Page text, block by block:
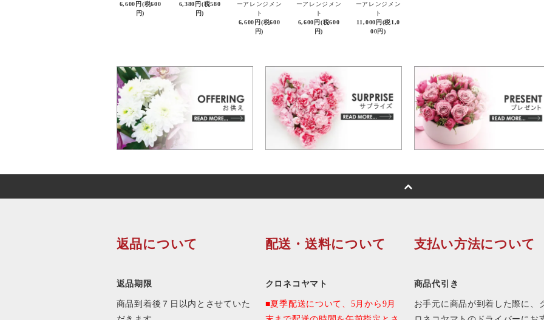
6,600円(税600
円)
6,380円(税580
円)
ーアレンジメン
ト
6,600円(税600
円)
ーアレンジメン
ト
6,600円(税600
円)
ーアレンジメン
ト
11,000円(税1,0
00円)
返品について
返品期限
商品到着後７日以内とさせていた
配送・送料について
クロネコヤマト
■夏季配送について、5月から9月
支払い方法について
商品代引き
お手元に商品が到着した際に、